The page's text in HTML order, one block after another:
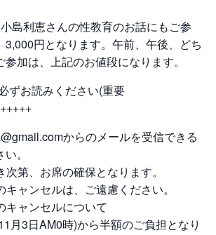
島利恵さんの性教育のお話にもご参
3,000円となります。午前、午後、どち
加は、上記のお値段になります。
ずお読みください(重要
からのメールを受信できる
。
第、お席の確保となります。
ャンセルは、ご遠慮ください。
ャンセルについて
月3日AM0時)から半額のご負担となり